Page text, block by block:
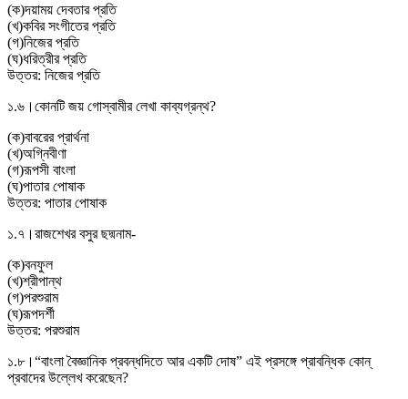
(ক)দয়াময় দেবতার প্রতি
(খ)কবির সংগীতের প্রতি
(গ)নিজের প্রতি
(ঘ)ধরিত্রীর প্রতি
উত্তর: নিজের প্রতি
১.৬। কোনটি জয় গােস্বামীর লেখা কাব্যগ্রন্থ?
(ক)বাবরের প্রার্থনা
(খ)অগ্নিবীণা
(গ)রূপসী বাংলা
(ঘ)পাতার পােষাক
উত্তর: পাতার পােষাক
১.৭। রাজশেখর বসুর ছদ্মনাম-
(ক)বনফুল
(খ)শ্রীপান্থ
(গ)পরশুরাম
(ঘ)রূপদর্শী
উত্তর: পরশুরাম
১.৮। “বাংলা বৈজ্ঞানিক প্রবন্ধদিতে আর একটি দোষ” এই প্রসঙ্গে প্রাবন্ধিক কোন্
প্রবাদের উল্লেখ করেছেন?